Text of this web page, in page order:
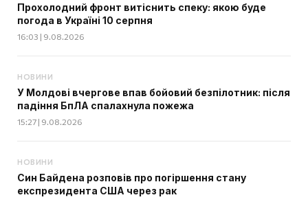
Прохолодний фронт витіснить спеку: якою буде
погода в Україні 10 серпня
16:03 | 9.08.2026
НОВИНИ
У Молдові вчергове впав бойовий безпілотник: після
падіння БпЛА спалахнула пожежа
15:27 | 9.08.2026
НОВИНИ
Син Байдена розповів про погіршення стану
експрезидента США через рак